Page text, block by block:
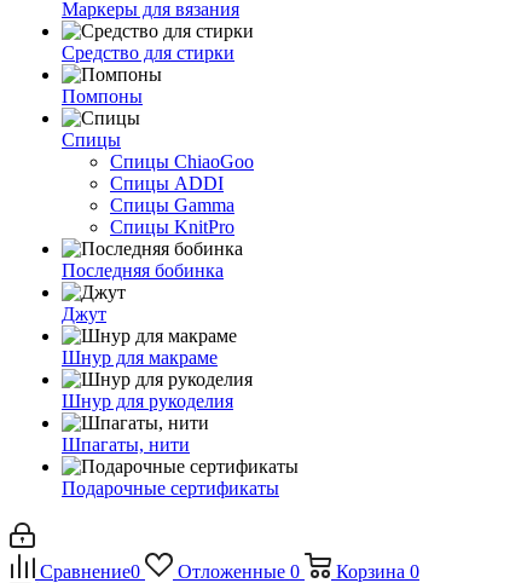
Маркеры для вязания
Средство для стирки
Помпоны
Спицы
Спицы ChiaoGoo
Спицы ADDI
Спицы Gamma
Спицы KnitPro
Последняя бобинка
Джут
Шнур для макраме
Шнур для рукоделия
Шпагаты, нити
Подарочные сертификаты
Сравнение0 Отложенные 0 Корзина 0